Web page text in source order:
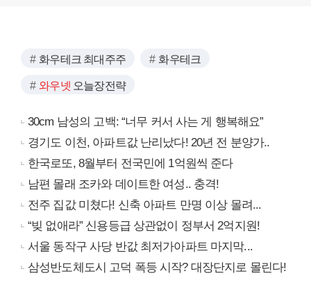
화우테크 최대주주 화우테크
와우넷 오늘장전략
30cm 남성의 고백: “너무 커서 사는 게 행복해요”
경기도 이천, 아파트값 난리났다! 20년 전 분양가..
한국로또, 8월부터 전국민에 1억원씩 준다
남편 몰래 조카와 데이트한 여성.. 충격!
전주 집값 미쳤다! 신축 아파트 만명 이상 몰려...
“빚 없애라” 신용등급 상관없이 정부서 2억지원!
서울 동작구 사당 반값 최저가아파트 마지막...
삼성반도체도시 고덕 폭등 시작? 대장단지로 몰린다!